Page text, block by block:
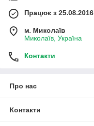
Працює з 25.08.2016
м. Миколаїв
Миколаїв, Україна
Контакти
Про нас
Контакти